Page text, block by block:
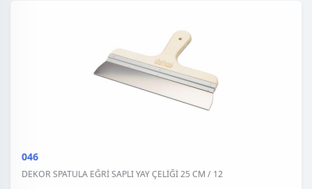
046
DEKOR SPATULA EĞRİ SAPLI YAY ÇELİĞİ 25 CM / 12